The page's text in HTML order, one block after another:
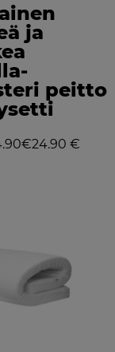
ja
peitto
24.90 €